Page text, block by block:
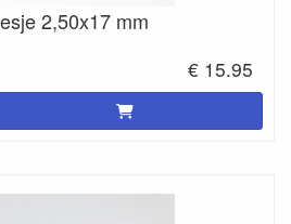
2,50x17 mm
€ 15.95